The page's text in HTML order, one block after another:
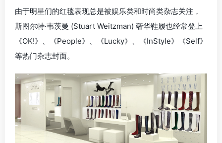
由于明星们的红毯表现总是被娱乐类和时尚类杂志关注，
斯图尔特·韦茨曼 (Stuart Weitzman) 奢华鞋履也经常登上
《OK!》、《People》、《Lucky》、《InStyle》《Self》
等热门杂志封面。